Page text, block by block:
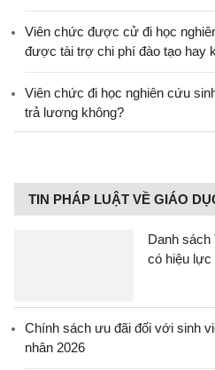
Viên chức được cử đi học
được tài trợ chi phí đào tạo hay
Viên chức đi học nghiên cứu
trả lương không?
TIN PHÁP LUẬT VỀ GIÁO
Danh
có hiệu lực
Chính sách ưu đãi đối với sinh
nhân 2026